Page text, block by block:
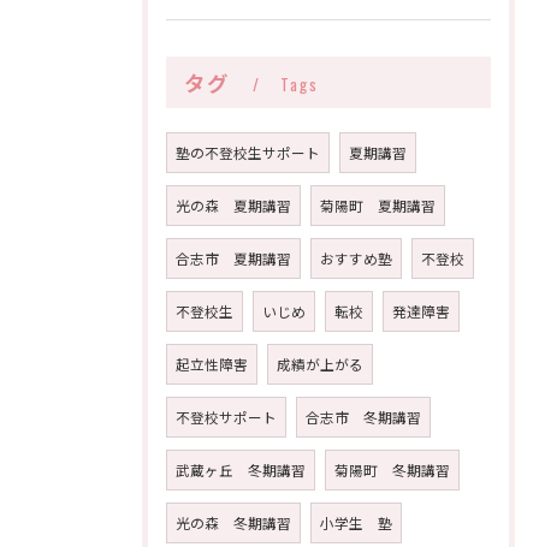
タグ Tags
塾の不登校生サポート 夏期講習
光の森 夏期講習 菊陽町 夏期講習
合志市 夏期講習 おすすめ塾 不登校
不登校生 いじめ 転校 発達障害
起立性障害 成績が上がる
不登校サポート 合志市 冬期講習
武蔵ヶ丘 冬期講習 菊陽町 冬期講習
光の森 冬期講習 小学生 塾